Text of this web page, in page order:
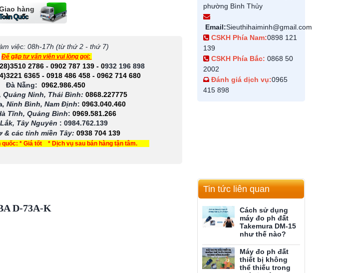
hàng
Quốc
việc: 08h-17h (từ thứ 2 - thứ 7)
Để gặp tư vấn viên vui lòng gọi:
2786 - 0902 787 139- 0932 196 898
6365 - 0918 486 458 - 0962 714 680
Đà Nẵng: 0962.986.450
Quảng Ninh, Thái Bình: 0868.227775
, Ninh Bình, Nam Định: 0963.040.460
Tĩnh, Quảng Bình: 0969.581.266
Tây Nguyên : 0984.762.139
& các tỉnh miền Tây: 0938 704 139
quốc: * Giá tốt * Dịch vụ sau bán hàng tận tâm.
phường Bình Thủy
Email:Sieuthihaiminh@gmail.com
CSKH Phía Nam:0898 121
139
CSKH Phía Bắc: 0868 50
2002
Đánh giá dịch vụ:0965
415 898
D-73A-K
Tin tức liên quan
Cách sử dụng
máy đo ph đất
Takemura DM-15
như thế nào?
Máy đo ph đất
thiết bị không
thể thiếu trong